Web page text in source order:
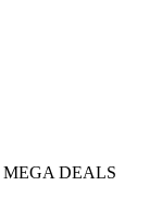
MEGA DEALS